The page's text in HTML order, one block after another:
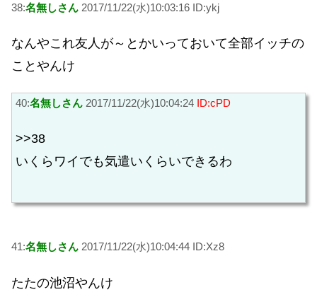
38:名無しさん 2017/11/22(水)10:03:16 ID:ykj
なんやこれ友人が～とかいっておいて全部イッチの
ことやんけ
40:名無しさん 2017/11/22(水)10:04:24 ID:cPD
>>38
いくらワイでも気遣いくらいできるわ
41:名無しさん 2017/11/22(水)10:04:44 ID:Xz8
たたの池沼やんけ